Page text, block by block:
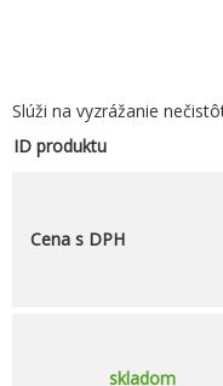
Slúži na vyzrážanie
ID produktu
Cena s DPH
skladom